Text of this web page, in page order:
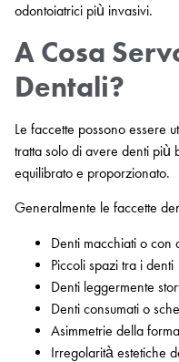
odontoiatrici più invasivi.
A Cosa
Dentali?
Le faccette possono essere
tratta solo di avere denti più
equilibrato e proporzionato.
Generalmente le faccette
Denti macchiati o con
Piccoli spazi tra i denti
Denti leggermente
Denti consumati o
Asimmetrie della
Irregolarità estetiche